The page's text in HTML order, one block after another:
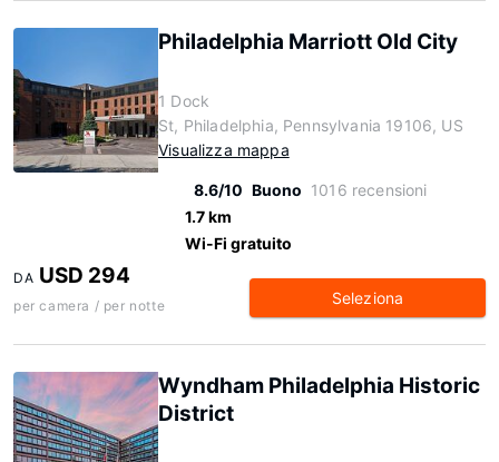
Philadelphia Marriott Old City
1 Dock
St, Philadelphia, Pennsylvania 19106, US
Visualizza mappa
8.6/10 Buono 1016 recensioni
1.7 km
Wi-Fi gratuito
DA USD 294
per camera / per notte Seleziona
Wyndham Philadelphia Historic
District